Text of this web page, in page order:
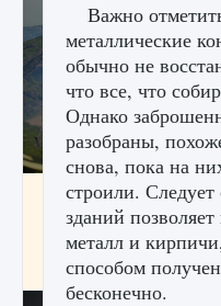
Как исправить
«Идет сохранение
начать сохранение
9 августа 2024
Важно
металлические
обычно не
что все, что
Однако
разобраны,
снова, пока на
строили. Следует
зданий
металл и
способом
бесконечно.